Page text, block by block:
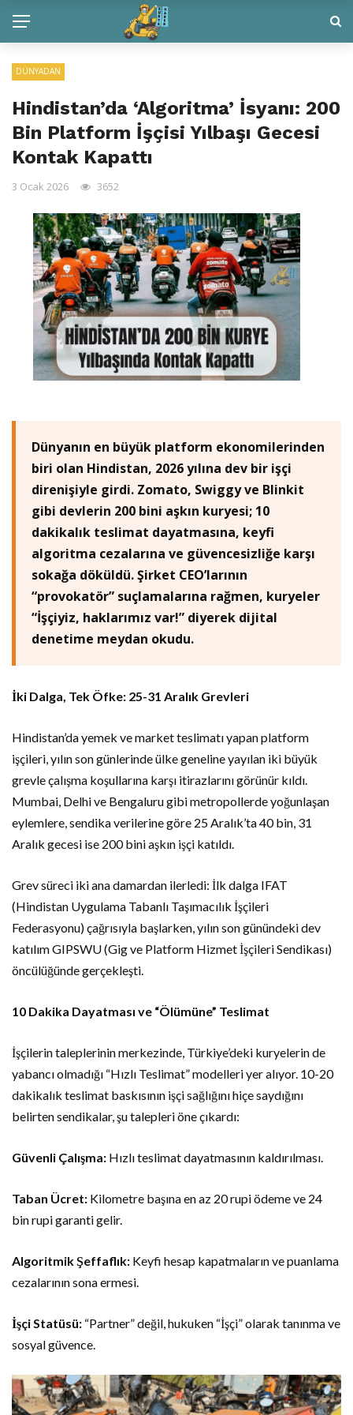
DÜNYADAN
Hindistan’da ‘Algoritma’ İsyanı: 200
Bin Platform İşçisi Yılbaşı Gecesi
Kontak Kapattı
3 Ocak 2026 3652
Dünyanın en büyük platform ekonomilerinden
biri olan Hindistan, 2026 yılına dev bir işçi
direnişiyle girdi. Zomato, Swiggy ve Blinkit
gibi devlerin 200 bini aşkın kuryesi; 10
dakikalık teslimat dayatmasına, keyfi
algoritma cezalarına ve güvencesizliğe karşı
sokağa döküldü. Şirket CEO’larının
“provokatör” suçlamalarına rağmen, kuryeler
“İşçiyiz, haklarımız var!” diyerek dijital
denetime meydan okudu.
İki Dalga, Tek Öfke: 25-31 Aralık Grevleri
Hindistan’da yemek ve market teslimatı yapan platform
işçileri, yılın son günlerinde ülke geneline yayılan iki büyük
grevle çalışma koşullarına karşı itirazlarını görünür kıldı.
Mumbai, Delhi ve Bengaluru gibi metropollerde yoğunlaşan
eylemlere, sendika verilerine göre 25 Aralık’ta 40 bin, 31
Aralık gecesi ise 200 bini aşkın işçi katıldı.
Grev süreci iki ana damardan ilerledi: İlk dalga IFAT
(Hindistan Uygulama Tabanlı Taşımacılık İşçileri
Federasyonu) çağrısıyla başlarken, yılın son günündeki dev
katılım GIPSWU (Gig ve Platform Hizmet İşçileri Sendikası)
öncülüğünde gerçekleşti.
10 Dakika Dayatması ve “Ölümüne” Teslimat
İşçilerin taleplerinin merkezinde, Türkiye’deki kuryelerin de
yabancı olmadığı “Hızlı Teslimat” modelleri yer alıyor. 10-20
dakikalık teslimat baskısının işçi sağlığını hiçe saydığını
belirten sendikalar, şu talepleri öne çıkardı:
Güvenli Çalışma: Hızlı teslimat dayatmasının kaldırılması.
Taban Ücret: Kilometre başına en az 20 rupi ödeme ve 24
bin rupi garanti gelir.
Algoritmik Şeffaflık: Keyfi hesap kapatmaların ve puanlama
cezalarının sona ermesi.
İşçi Statüsü: “Partner” değil, hukuken “İşçi” olarak tanınma ve
sosyal güvence.